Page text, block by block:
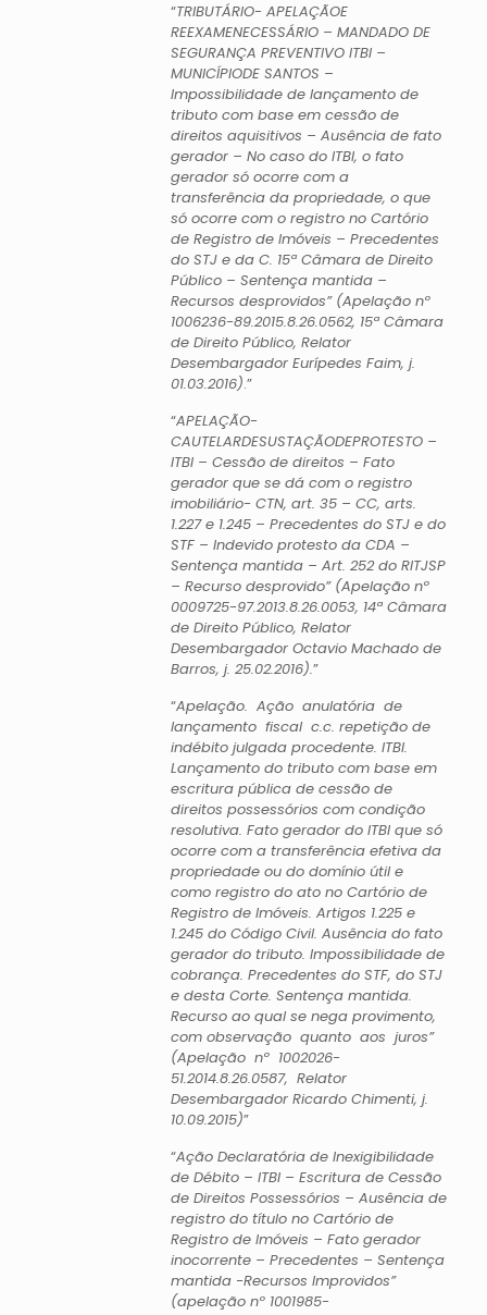
“TRIBUTÁRIO- APELAÇÃOE
REEXAMENECESSÁRIO – MANDADO DE
SEGURANÇA PREVENTIVO ITBI –
MUNICÍPIODE SANTOS –
Impossibilidade de lançamento de
tributo com base em cessão de
direitos aquisitivos – Ausência de fato
gerador – No caso do ITBI, o fato
gerador só ocorre com a
transferência da propriedade, o que
só ocorre com o registro no Cartório
de Registro de Imóveis – Precedentes
do STJ e da C. 15ª Câmara de Direito
Público – Sentença mantida –
Recursos desprovidos” (Apelação nº
1006236-89.2015.8.26.0562, 15ª Câmara
de Direito Público, Relator
Desembargador Eurípedes Faim, j.
01.03.2016).”
“APELAÇÃO-
CAUTELARDESUSTAÇÃODEPROTESTO –
ITBI – Cessão de direitos – Fato
gerador que se dá com o registro
imobiliário- CTN, art. 35 – CC, arts.
1.227 e 1.245 – Precedentes do STJ e do
STF – Indevido protesto da CDA –
Sentença mantida – Art. 252 do RITJSP
– Recurso desprovido” (Apelação nº
0009725-97.2013.8.26.0053, 14ª Câmara
de Direito Público, Relator
Desembargador Octavio Machado de
Barros, j. 25.02.2016).”
“Apelação. Ação anulatória de
lançamento fiscal c.c. repetição de
indébito julgada procedente. ITBI.
Lançamento do tributo com base em
escritura pública de cessão de
direitos possessórios com condição
resolutiva. Fato gerador do ITBI que só
ocorre com a transferência efetiva da
propriedade ou do domínio útil e
como registro do ato no Cartório de
Registro de Imóveis. Artigos 1.225 e
1.245 do Código Civil. Ausência do fato
gerador do tributo. Impossibilidade de
cobrança. Precedentes do STF, do STJ
e desta Corte. Sentença mantida.
Recurso ao qual se nega provimento,
com observação quanto aos juros”
(Apelação nº 1002026-
51.2014.8.26.0587, Relator
Desembargador Ricardo Chimenti, j.
10.09.2015)”
“Ação Declaratória de Inexigibilidade
de Débito – ITBI – Escritura de Cessão
de Direitos Possessórios – Ausência de
registro do título no Cartório de
Registro de Imóveis – Fato gerador
inocorrente – Precedentes – Sentença
mantida -Recursos Improvidos”
(apelação nº 1001985-